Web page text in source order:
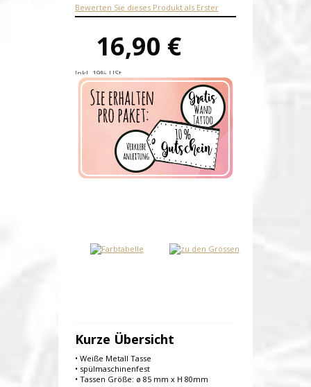
Bewerten Sie dieses Produkt als Erster
16,90 €
Inkl. 19% USt.
Versandkosten
Produktnummer:eb480-E
Verfügbarkeit:Auf Lager
Lieferzeit: 1-2 Werktage
Kurze Übersicht
• Weiße Metall Tasse
• spülmaschinenfest
• Tassen Größe: ø 85 mm x H 80mm